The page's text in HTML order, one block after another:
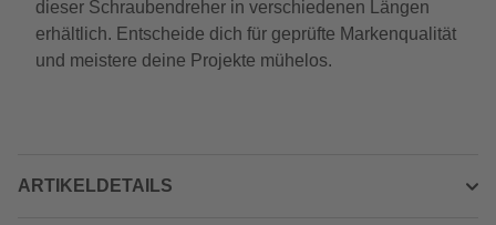
dieser Schraubendreher in verschiedenen Längen
erhältlich. Entscheide dich für geprüfte Markenqualität
und meistere deine Projekte mühelos.
ARTIKELDETAILS